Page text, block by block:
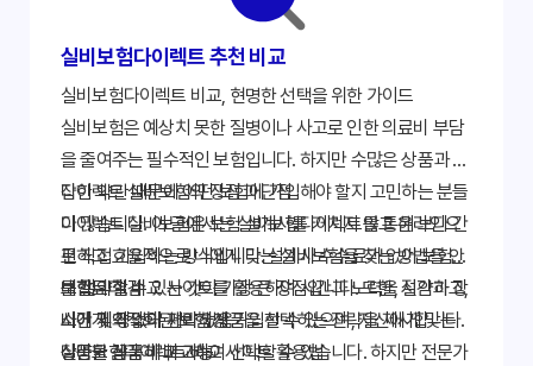
실비보험다이렉트 추천 비교
실비보험다이렉트 비교, 현명한 선택을 위한 가이드
실비보험은 예상치 못한 질병이나 사고로 인한 의료비 부담
을 줄여주는 필수적인 보험입니다. 하지만 수많은 상품과 복
잡한 약관 때문에 어떤 보험에 가입해야 할지 고민하는 분들
이 많습니다. 이 글에서는 실비보험다이렉트를 통해 보다 간
편하고 효율적으로 나에게 맞는 실비보험을 찾는 방법을 안
내합니다. 비교 사이트를 활용하여 시간과 노력을 절약하고,
나에게 최적화된 보험 상품을 선택하는 전략을 제시합니다.
다이렉트 실비보험의 장점과 단점
다이렉트 실비보험은 보험 설계사를 거치지 않고 온라인으
로 직접 가입하는 방식입니다. 설계사 수수료가 없어 보험료
를 절약할 수 있는 것이 가장 큰 장점입니다. 또한, 시간과 장
소에 제약 없이 편리하게 가입할 수 있으며, 자신에게 맞는
상품을 꼼꼼히 비교하여 선택할 수 있습니다. 하지만 전문가
보험료 절감
시간 및 장소의 제약 없음
다양한 상품 비교 가능
실비보험다이렉트 비교 사이트 활용법